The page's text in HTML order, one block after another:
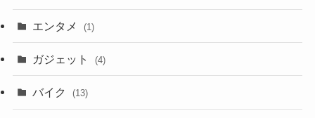
エンタメ (1)
ガジェット (4)
バイク (13)